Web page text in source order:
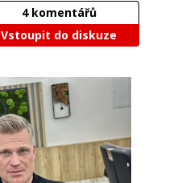
4komentářů
Vstoupit do diskuze